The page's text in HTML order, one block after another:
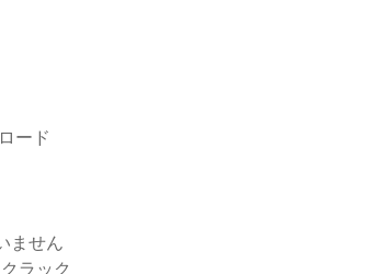
ード
ません
ラック